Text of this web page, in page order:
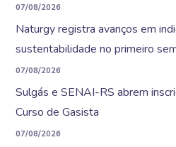
07/08/2026
Naturgy registra avanços em
sustentabilidade no primeiro
07/08/2026
Sulgás e SENAI-RS abrem
Curso de Gasista
07/08/2026